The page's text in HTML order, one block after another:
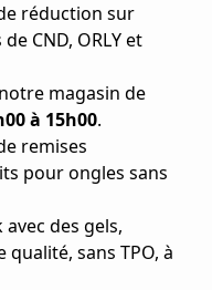
réduction sur
CND, ORLY et
magasin de
à 15h00.
remises
pour ongles sans
des gels,
sans TPO, à